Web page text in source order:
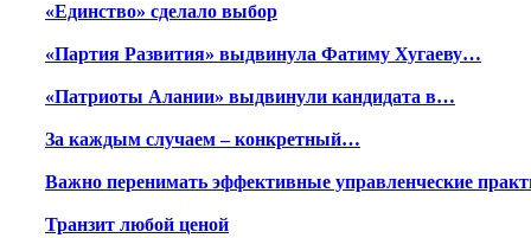
«Единство» сделало выбор
«Партия Развития» выдвинула Фатиму Хугаеву…
«Патриоты Алании» выдвинули кандидата в…
За каждым случаем – конкретный…
Важно перенимать эффективные управленческие
Транзит любой ценой